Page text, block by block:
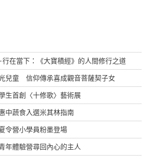
在當下：《大寶積經》的人間修行之道
兒童 信仰傳承喜成觀音菩薩契子女
首創〈十修歌〉藝術展
蔬食入選米其林指南
營小學員粉墨登場
體驗營尋回內心的主人